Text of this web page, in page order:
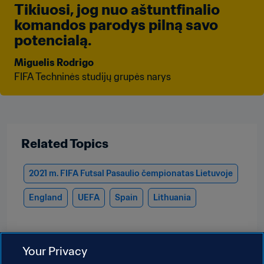
Tikiuosi, jog nuo aštuntfinalio
komandos parodys pilną savo
potencialą.
Miguelis Rodrigo
FIFA Techninės studijų grupės narys
Related Topics
2021 m. FIFA Futsal Pasaulio čempionatas Lietuvoje
England UEFA Spain Lithuania
Your Privacy